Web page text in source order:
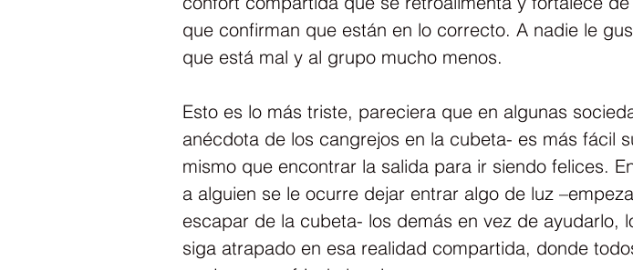
que confirman que están en lo correcto. A nadie le
que está mal y al grupo mucho menos.
Esto es lo más triste, pareciera que en algunas
anécdota de los cangrejos en la cubeta- es más fácil
mismo que encontrar la salida para ir siendo felices.
a alguien se le ocurre dejar entrar algo de luz
escapar de la cubeta- los demás en vez de ayudarlo,
siga atrapado en esa realidad compartida, donde